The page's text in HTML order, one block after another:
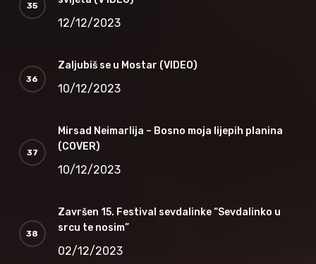
12/12/2023
Zaljubiš se u Mostar (VIDEO)
10/12/2023
Mirsad Neimarlija – Bosno moja lijepih planina
(COVER)
10/12/2023
Završen 15. Festival sevdalinke “Sevdalinko u
srcu te nosim”
02/12/2023